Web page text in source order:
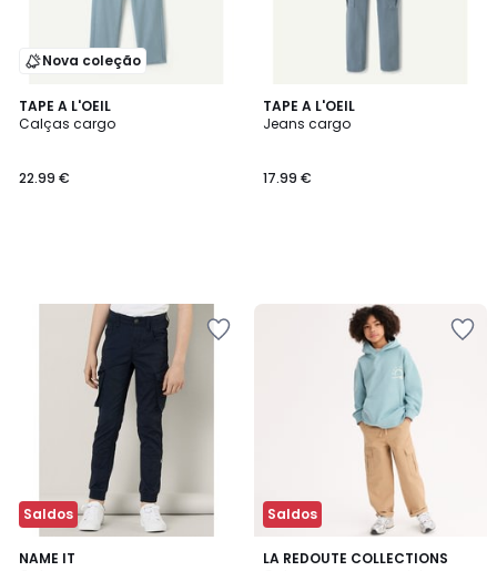
Nova coleção
TAPE A L'OEIL
Calças cargo
22.99 €
TAPE A L'OEIL
Jeans cargo
17.99 €
Saldos
NAME IT
5
2
Saldos
LA REDOUTE COLLECTIONS
2